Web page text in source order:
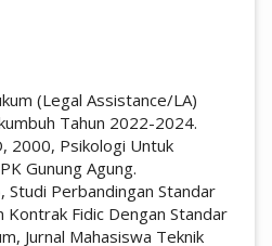
(Legal Assistance/LA)
Tahun 2022-2024.
2000, Psikologi Untuk
Gunung Agung.
Studi Perbandingan Standar
Fidic Dengan Standar
Jurnal Mahasiswa Teknik